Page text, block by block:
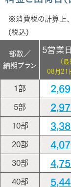
※消費税の計算上
(税込)
部数／
納期プラン
5営業
（
08月21
1部
5部
10部
20部
30部
40部